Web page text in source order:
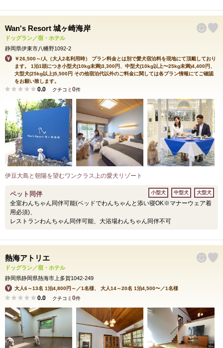
Wan's Resort 城ヶ崎海岸
ドッグラン／宿・ホテル
静岡県伊東市八幡野1092-2
￥26,500～/人（大人2名利用時） プラン料金とは別で愛犬宿泊料を現地にて頂戴しており
ます。 1泊1頭につき小型犬(10kg未満)3,300円、中型犬(10kg以上〜25kg未満)4,400円、
大型犬(25kg以上)5,500円 その他宿泊代以外のご料金に関しては各プラン情報にてご確認
をお願い致します。
0.0 クチコミ 0件
伊豆大島と朝陽を望むワンクラス上の愛犬リゾート
ペット同伴
全室わんちゃん同伴可能(ベッドでわんちゃんと添い寝OK※マナーウェア着
用必須)、
レストランわんちゃん同伴可能、大浴場わんちゃん同伴不可
小型犬 中型犬 大型犬
熱海アトリエ
ドッグラン／宿・ホテル
静岡県静岡県熱海市上多賀1042-249
大人6～13名 1泊4,800円～／1名様、 大人14～20名 1泊4,500〜／1名様
0.0 クチコミ 0件